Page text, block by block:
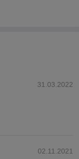
31.03.2022
02.11.2021